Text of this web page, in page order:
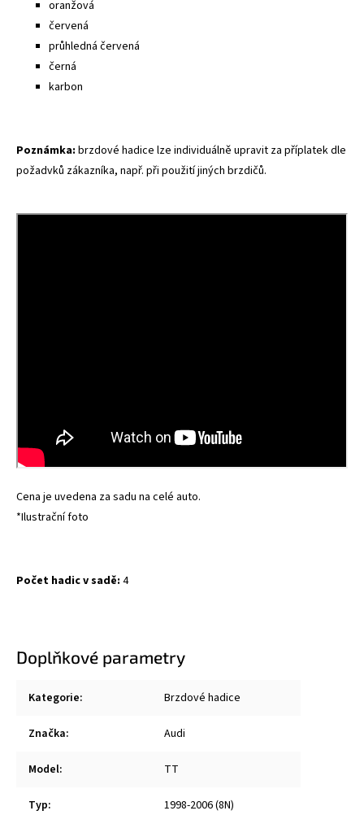
oranžová
červená
průhledná červená
černá
karbon
Poznámka: brzdové hadice lze individuálně upravit za příplatek dle
požadvků zákazníka, např. při použití jiných brzdičů.
Cena je uvedena za sadu na celé auto.
*Ilustrační foto
Počet hadic v sadě: 4
Doplňkové parametry
Kategorie: Brzdové hadice
Značka: Audi
Model: TT
Typ: 1998-2006 (8N)